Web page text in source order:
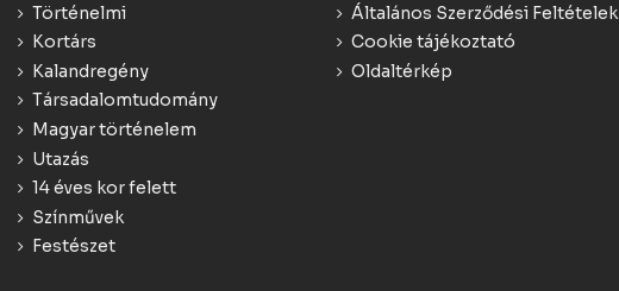
Történelmi
Kortárs
Kalandregény
Társadalomtudomány
Magyar történelem
Utazás
14 éves kor felett
Színművek
Festészet
Általános Szerződési Feltételek
Cookie tájékoztató
Oldaltérkép